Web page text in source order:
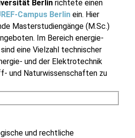
Berlin richtete einen
Campus Berlin ein. Hier
Masterstudiengänge (M.Sc.)
Im Bereich energie-
eine Vielzahl technischer
und der Elektrotechnik
und Naturwissenschaften zu
und rechtliche